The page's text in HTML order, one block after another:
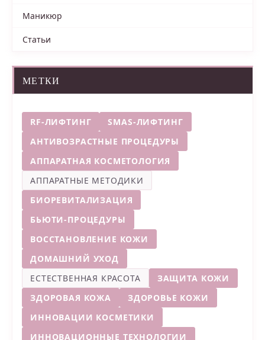
Маникюр
Статьи
МЕТКИ
RF-ЛИФТИНГ
SMAS-ЛИФТИНГ
АНТИВОЗРАСТНЫЕ ПРОЦЕДУРЫ
АППАРАТНАЯ КОСМЕТОЛОГИЯ
АППАРАТНЫЕ МЕТОДИКИ
БИОРЕВИТАЛИЗАЦИЯ
БЬЮТИ-ПРОЦЕДУРЫ
ВОССТАНОВЛЕНИЕ КОЖИ
ДОМАШНИЙ УХОД
ЕСТЕСТВЕННАЯ КРАСОТА
ЗАЩИТА КОЖИ
ЗДОРОВАЯ КОЖА
ЗДОРОВЬЕ КОЖИ
ИННОВАЦИИ КОСМЕТИКИ
ИННОВАЦИОННЫЕ ТЕХНОЛОГИИ